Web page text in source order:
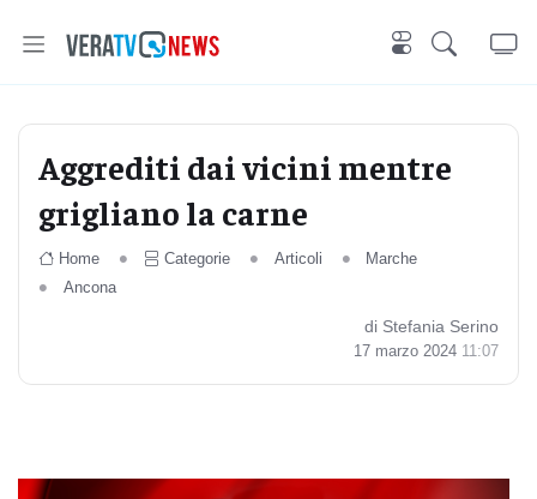
Aggrediti dai vicini mentre
grigliano la carne
Home Categorie Articoli
Marche
Ancona
di Stefania Serino
17 marzo 2024 11:07